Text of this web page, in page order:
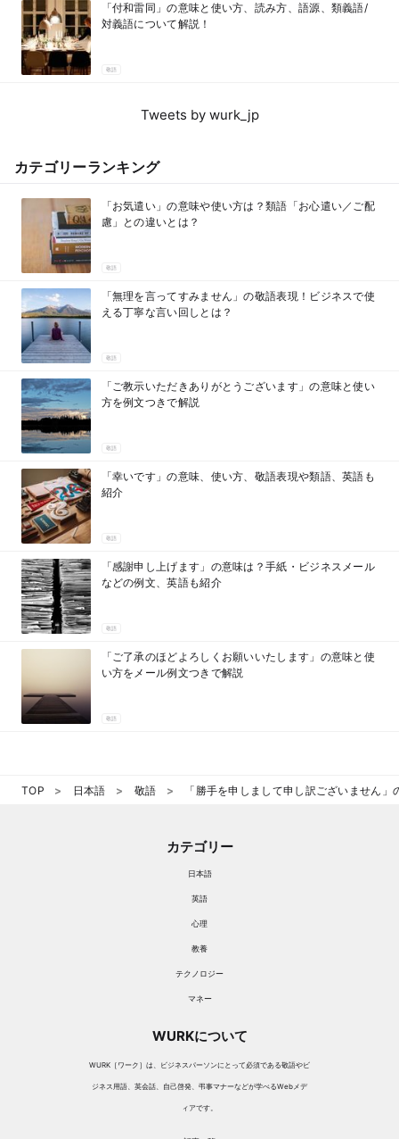
「付和雷同」の意味と使い方、読み方、語源、類義語/
対義語について解説！
敬語
Tweets by wurk_jp
カテゴリーランキング
「お気遣い」の意味や使い方は？類語「お心遣い／ご配
慮」との違いとは？
敬語
「無理を言ってすみません」の敬語表現！ビジネスで使
える丁寧な言い回しとは？
敬語
「ご教示いただきありがとうございます」の意味と使い
方を例文つきで解説
敬語
「幸いです」の意味、使い方、敬語表現や類語、英語も
紹介
敬語
「感謝申し上げます」の意味は？手紙・ビジネスメール
などの例文、英語も紹介
敬語
「ご了承のほどよろしくお願いいたします」の意味と使
い方をメール例文つきで解説
敬語
TOP 日本語 敬語 「勝手を申しまして申し訳ございません
カテゴリー
日本語
英語
心理
教養
テクノロジー
マネー
WURKについて
WURK［ワーク］は、ビジネスパーソンにとって必須である敬語やビ
ジネス用語、英会話、自己啓発、弔事マナーなどが学べるWebメデ
ィアです。